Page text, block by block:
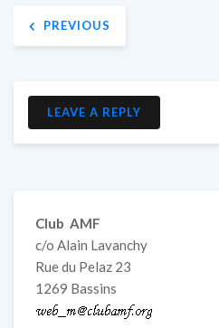
de
PREVIOUS
LEAVE A REPLY
Club AMF
c/o Alain Lavanchy
Rue du Pelaz 23
1269 Bassins